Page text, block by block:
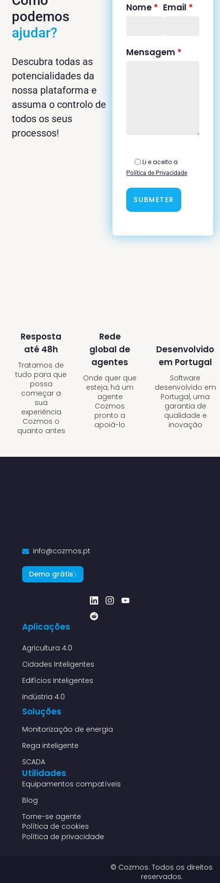
podemos
ajudar?
Descubra todas as
potencialidades da
nossa plataforma e
assuma o controlo de
todos os seus
processos!
Nome * Email *
Mensagem *
Li e aceito a
Política de Privacidade
Resposta
até 48h
Tratamos de
tudo para que
possa
começar a
sua
experiência
Cozmos o
quanto antes
Rede
global de
agentes
Onde quer que
esteja, há um
agente
Cozmos
pronto a
apoiá-lo
Desenvolvido
em Portugal
Software
desenvolvido em
Portugal, uma
garantia de
qualidade e
inovação
info@cozmos.pt
Demo grátis
Aplicações
Agricultura 4.0
Cidades Inteligentes
Edifícios Inteligentes
Indústria 4.0
Soluções
Monitorização de energia
Rega inteligente
SCADA
Utilidades
Equipamentos compatíveis
Blog
Torne-se agente
Política de cookies
Política de privacidade
© Cozmos. Todos os direitos
reservados.